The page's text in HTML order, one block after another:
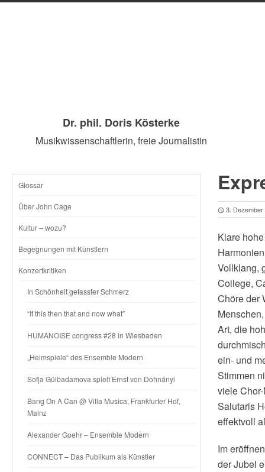
Dr. phil. Doris Kösterke
Musikwissenschaftlerin, freie Journalistin
SKIP
CONTENT
Glossar
Über John Cage
Kultur – wozu?
Begegnungen mit Künstlern
Konzertkritiken
In Schönheit gefasster Schmerz
“If this then that and now what”
HUMANOISE congress #28 in Wiesbaden
„Heimspiele“ des Ensemble Modern
Sofja Gülbadamova spielt Ernst von Dohnányi
Bang On A Can @ Villa Musica, Frankfurter Hof,
Mainz
Alexander Goehr – Ensemble Modern
CONNECT – Das Publikum als Künstler
3. Dezember
Klare
Vollklang,
College,
Chöre der
Art, die
ein- und
Stimmen
viele
Salutaris
effektvoll
Im
der Jubel